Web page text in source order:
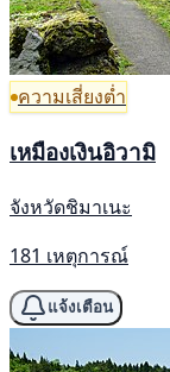
ความเสี่ยงต่ำ
เหมืองเงินอิวามิ
จังหวัดชิมาเนะ
181 เหตุการณ์
แจ้งเตือน